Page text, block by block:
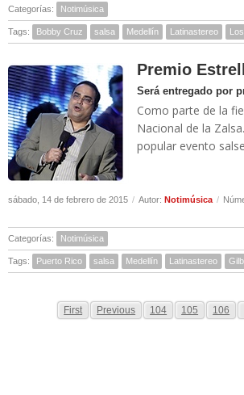
Categorías: Notimúsica
Tags: Bobby Cruz salsa Medellín Latinastereo
Premio
Será entregado por
Como parte de la
Nacional de la
popular evento
sábado, 14 de febrero de 2015 / Autor: Notimúsica /
Categorías: Notimúsica
Tags: Puerto Rico salsa Medellín Latinastereo
First Previous 104 105 106